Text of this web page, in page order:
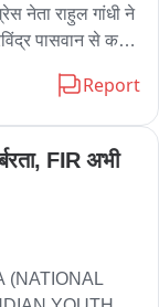
नेता राहुल गांधी ने
पासवान से करीब
को गंभीरता से
के खिलाफ रांची में
नेता राहुल गांधी ने
तक बातचीत की।
से राहुल गांधी
पत्र व्हाट्सएप पर
Report
FIR अभी
(NATIONAL